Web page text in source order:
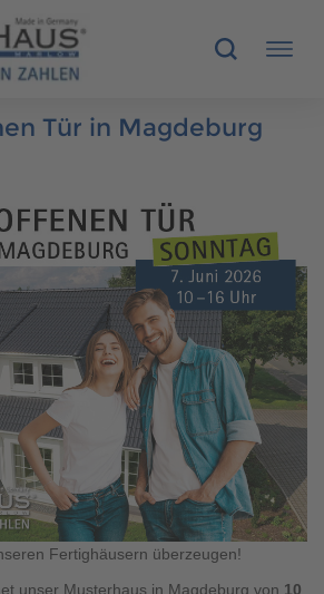
Tür in Magdeburg
Fertighäusern überzeugen!
unser Musterhaus in Magdeburg von 10